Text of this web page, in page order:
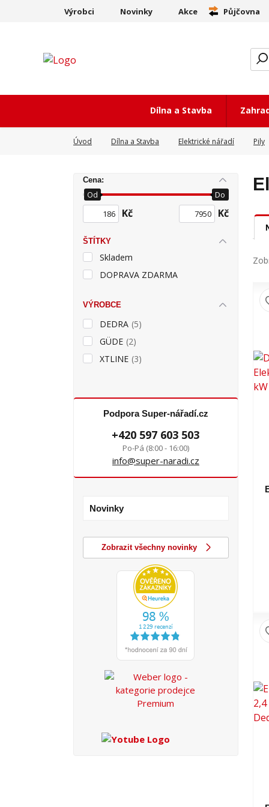
Výrobci Novinky Akce Půjčovna
Dílna a Stavba
Úvod Dílna a Stavba Elektrické nářadí Pily
Cena:
Kč
Od Do
Kč
ŠTÍTKY
Skladem
DOPRAVA ZDARMA
VÝROBCE
DEDRA (5)
GÜDE (2)
XTLINE (3)
Podpora Super-nářadí.cz
+420 597 603 503
Po-Pá (8:00 - 16:00)
info@super-naradi.cz
Novinky
Zobrazit všechny novinky